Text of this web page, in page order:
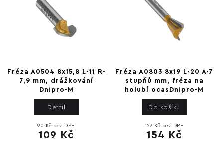
Fréza A0504 8x15,8 L-11 R-
7,9 mm, drážkování
Dnipro-M
90 Kč bez DPH
109 Kč
Detail
Fréza A0803 8x19 L-20 A-7
stupňů mm, fréza na
holubí ocasDnipro-M
127 Kč bez DPH
154 Kč
Do košíku